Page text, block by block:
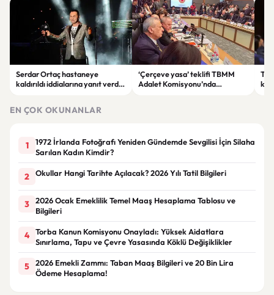
Serdar Ortaç hastaneye
kaldırıldı iddialarına yanıt verdi:
‘Çerçeve yasa’ teklifi TBMM
Adalet Komisyonu’nda
EN ÇOK OKUNANLAR
1
1972 İrlanda Fotoğrafı Yeniden Gündemde Sevgilisi İçin Silaha
Sarılan Kadın Kimdir?
2 Okullar Hangi Tarihte Açılacak? 2026 Yılı Tatil Bilgileri
3
2026 Ocak Emeklilik Temel Maaş Hesaplama Tablosu ve
Bilgileri
4
Torba Kanun Komisyonu Onayladı: Yüksek Aidatlara
Sınırlama, Tapu ve Çevre Yasasında Köklü Değişiklikler
5
2026 Emekli Zammı: Taban Maaş Bilgileri ve 20 Bin Lira
Ödeme Hesaplama!